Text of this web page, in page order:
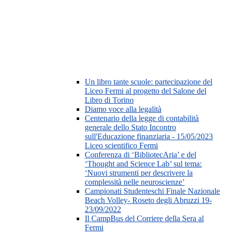
Un libro tante scuole: partecipazione del
Liceo Fermi al progetto del Salone del
Libro di Torino
Diamo voce alla legalità
Centenario della legge di contabilità
generale dello Stato Incontro
sull'Educazione finanziaria - 15/05/2023
Liceo scientifico Fermi
Conferenza di ‘BibliotecAria’ e del
‘Thought and Science Lab’ sul tema:
‘Nuovi strumenti per descrivere la
complessità nelle neuroscienze’
Campionati Studenteschi Finale Nazionale
Beach Volley- Roseto degli Abruzzi 19-
23/09/2022
Il CampBus del Corriere della Sera al
Fermi